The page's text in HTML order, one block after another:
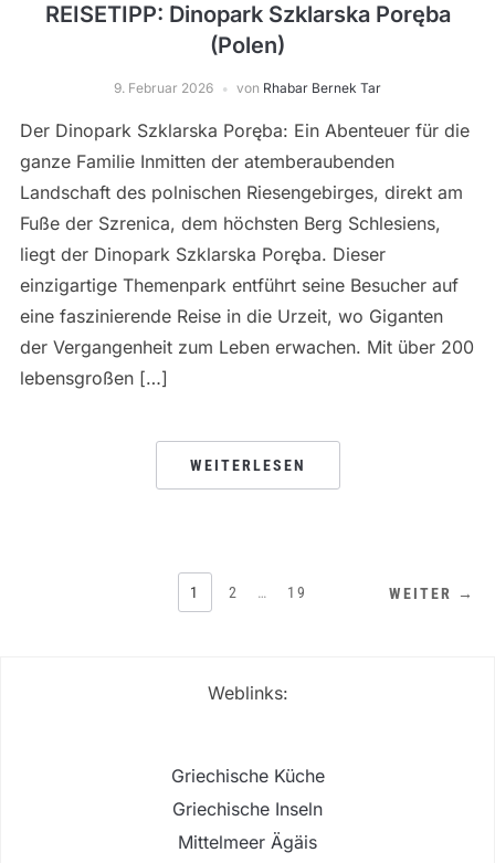
REISETIPP: Dinopark Szklarska Poręba
(Polen)
9. Februar 2026 von Rhabar Bernek Tar
Der Dinopark Szklarska Poręba: Ein Abenteuer für die
ganze Familie Inmitten der atemberaubenden
Landschaft des polnischen Riesengebirges, direkt am
Fuße der Szrenica, dem höchsten Berg Schlesiens,
liegt der Dinopark Szklarska Poręba. Dieser
einzigartige Themenpark entführt seine Besucher auf
eine faszinierende Reise in die Urzeit, wo Giganten
der Vergangenheit zum Leben erwachen. Mit über 200
lebensgroßen […]
WEITERLESEN
SEITENNUMMERIERUNG
1 2 … 19 WEITER →
Weblinks:
Griechische Küche
Griechische Inseln
Mittelmeer Ägäis